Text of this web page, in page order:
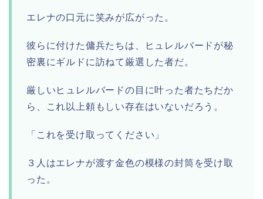
エレナの口元に笑みが広がった。
彼らに付けた傭兵たちは、ヒュレルバードが秘
密裏にギルドに訪ねて厳選した者だ。
厳しいヒュレルバードの目に叶った者たちだか
ら、これ以上頼もしい存在はいないだろう。
「これを受け取ってください」
３人はエレナが渡す金色の模様の封筒を受け取
った。